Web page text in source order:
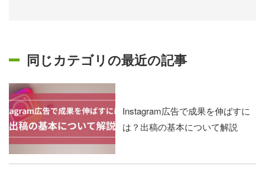
同じカテゴリの最近の記事
Instagram広告で成果を伸ばすに
は？出稿の基本について解説